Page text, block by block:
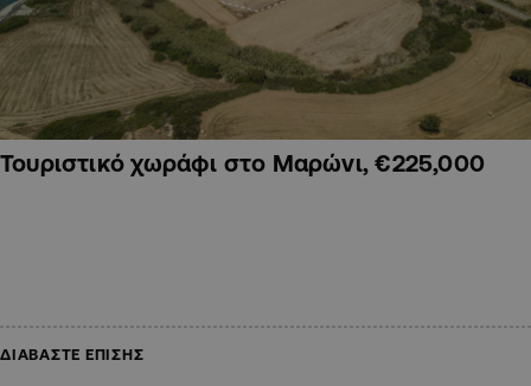
Τουριστικό χωράφι στο Μαρώνι, €225,000
ΔΙΑΒΑΣΤΕ ΕΠΙΣΗΣ